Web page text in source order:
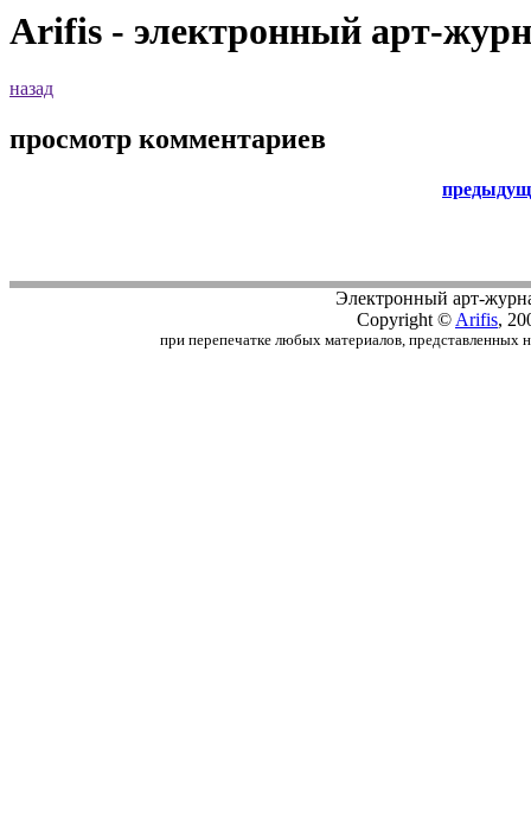
Arifis - электронный арт-
назад
просмотр комментариев
Электронный арт-
Copyright © Arifis,
при перепечатке любых материалов, представленных